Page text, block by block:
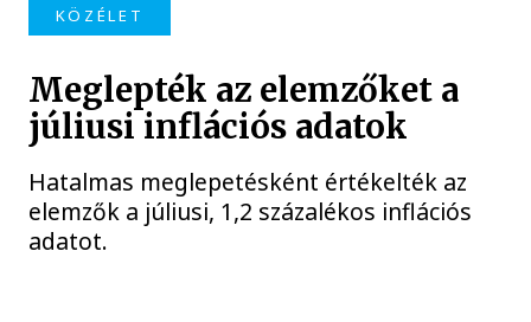
KÖZÉLET
Meglepték az elemzőket a
júliusi inflációs adatok
Hatalmas meglepetésként értékelték az
elemzők a júliusi, 1,2 százalékos inflációs
adatot.